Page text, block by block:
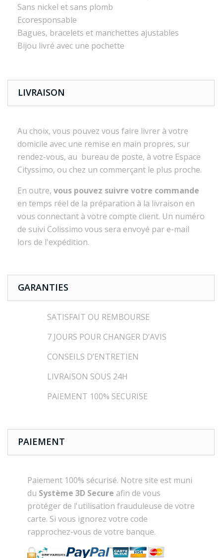
Sans nickel et sans plomb
Ecoresponsable
Bagues, bracelets et manchettes ajustables
Bijou livré avec une pochette
LIVRAISON
Au choix, vous pouvez vous faire livrer à votre
domicile avec une remise en main propres, sur
rendez-vous, au bureau de poste, à votre Espace
Cityssimo, ou chez un commerçant le plus proche.
En outre, vous pouvez suivre votre commande
en temps réel de la préparation à la livraison en
vous connectant à votre compte client. Un numéro
de suivi Colissimo vous sera envoyé par e-mail
lors de l'expédition.
GARANTIES
SATISFAIT OU REMBOURSE
7 JOURS POUR CHANGER D’AVIS
CONSEILS D’ENTRETIEN
LIVRAISON SOUS 24H
PAIEMENT 100% SECURISE
PAIEMENT
Paiement 100% sécurisé. Notre site est muni
du Système 3D Secure afin de vous
protéger de l'utilisation frauduleuse de votre
carte. Si vous ignorez votre code
rapprochez-vous de votre banque.